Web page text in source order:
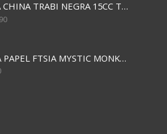
TINTA CHINA TRABI NEGRA 15CC TR3460
BOLSA PAPEL FTSIA MYSTIC MONKEY 14/08/20